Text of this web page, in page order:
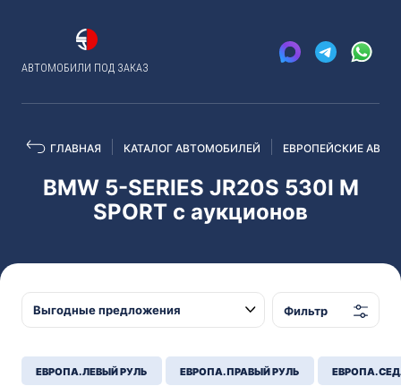
АВТОМОБИЛИ ПОД ЗАКАЗ
ГЛАВНАЯ КАТАЛОГ АВТОМОБИЛЕЙ ЕВРОПЕЙСКИЕ
BMW 5-SERIES JR20S 530I M
SPORT с аукционов
Фильтр
ЕВРОПА. ЛЕВЫЙ РУЛЬ ЕВРОПА. ПРАВЫЙ РУЛЬ ЕВРОПА.